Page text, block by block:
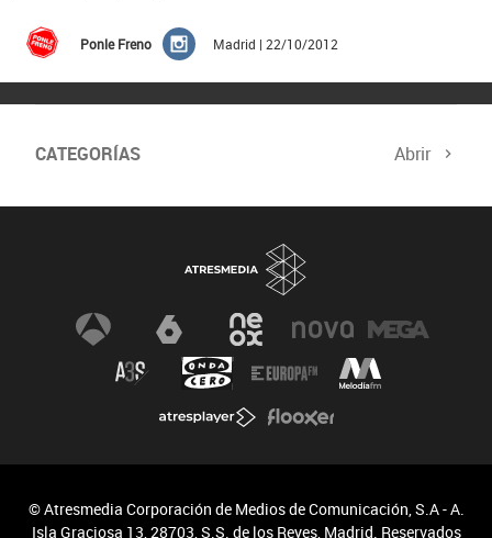
Ponle Freno Madrid | 22/10/2012
CATEGORÍAS Abrir
© Atresmedia Corporación de Medios de Comunicación, S.A - A.
Isla Graciosa 13, 28703, S.S. de los Reyes, Madrid. Reservados